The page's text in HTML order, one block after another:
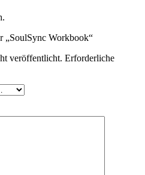
„SoulSync Workbook“
veröffentlicht. Erforderliche